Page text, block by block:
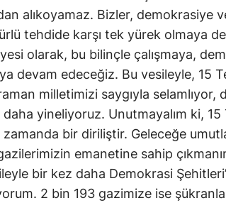
Muş
Niğde
Ordu
Rize
alıkoyamaz. Bizler, demokrasiye
tehdide karşı tek yürek olmaya
olarak, bu bilinçle çalışmaya,
devam edeceğiz. Bu vesileyle, 15
milletimizi saygıyla selamlıyor,
daha yineliyoruz. Unutmayalım ki,
zamanda bir diriliştir. Geleceğe
emanetine sahip
bir kez daha Demokrasi
2 bin 193 gazimize ise